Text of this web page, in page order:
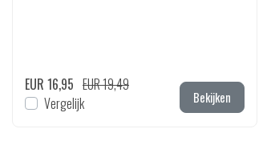
EUR 16,95 EUR 19,49
Vergelijk
Bekijken